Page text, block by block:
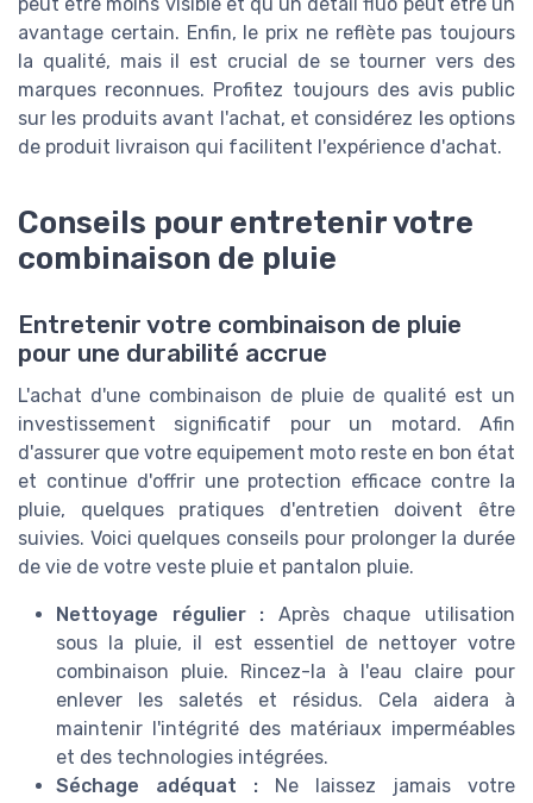
peut être moins visible et qu’un détail fluo peut être un
avantage certain. Enfin, le prix ne reflète pas toujours
la qualité, mais il est crucial de se tourner vers des
marques reconnues. Profitez toujours des avis public
sur les produits avant l'achat, et considérez les options
de produit livraison qui facilitent l'expérience d'achat.
Conseils pour entretenir votre
combinaison de pluie
Entretenir votre combinaison de pluie
pour une durabilité accrue
L'achat d'une combinaison de pluie de qualité est un
investissement significatif pour un motard. Afin
d'assurer que votre equipement moto reste en bon état
et continue d'offrir une protection efficace contre la
pluie, quelques pratiques d'entretien doivent être
suivies. Voici quelques conseils pour prolonger la durée
de vie de votre veste pluie et pantalon pluie.
Nettoyage régulier : Après chaque utilisation
sous la pluie, il est essentiel de nettoyer votre
combinaison pluie. Rincez-la à l'eau claire pour
enlever les saletés et résidus. Cela aidera à
maintenir l'intégrité des matériaux imperméables
et des technologies intégrées.
Séchage adéquat : Ne laissez jamais votre